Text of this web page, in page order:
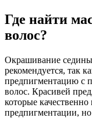
Где найти
волос?
Окрашивание
рекомендуется, так
предпигментацию с
волос. Красивей
которые
предпигментации,